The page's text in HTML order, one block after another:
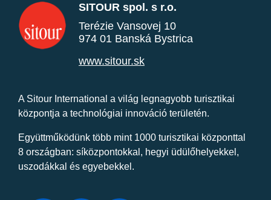
SITOUR spol. s r.o.
Terézie Vansovej 10
974 01 Banská Bystrica
www.sitour.sk
A Sitour International a világ legnagyobb turisztikai
központja a technológiai innováció területén.
Együttműködünk több mint 1000 turisztikai központtal
8 országban: síközpontokkal, hegyi üdülőhelyekkel,
uszodákkal és egyebekkel.